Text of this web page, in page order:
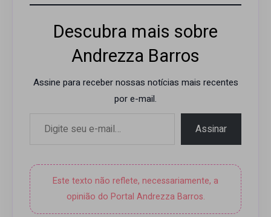
Descubra mais sobre
Andrezza Barros
Assine para receber nossas notícias mais recentes
por e-mail.
Assinar
Este texto não reflete, necessariamente, a
opinião do Portal Andrezza Barros.